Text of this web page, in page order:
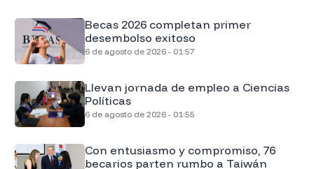
Becas 2026 completan primer
desembolso exitoso
6 de agosto de 2026 - 01:57
Llevan jornada de empleo a Ciencias
Políticas
6 de agosto de 2026 - 01:55
Con entusiasmo y compromiso, 76
becarios parten rumbo a Taiwán